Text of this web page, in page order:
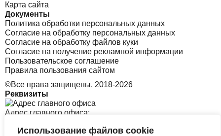
Использование файлов cookie
Карта сайта
Документы
Политика обработки персональных данных
Согласие на обработку персональных данных
Согласие на обработку файлов куки
Согласие на получение рекламной информации
Пользовательское соглашение
Правила пользования сайтом
©Все права защищены. 2018-2026
Реквизиты
Адрес главного офиса: